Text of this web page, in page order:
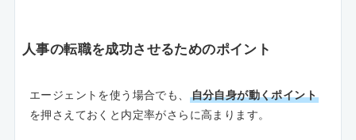
人事の転職を成功させるためのポイント
エージェントを使う場合でも、
自分自身が動くポイント
を押さえておくと内定率がさらに高まります。